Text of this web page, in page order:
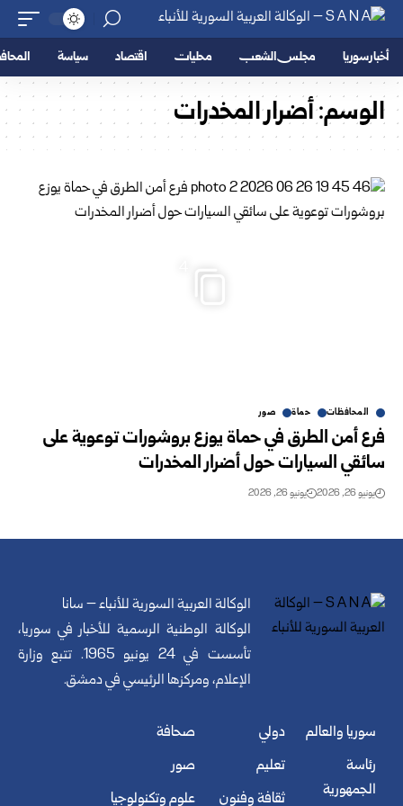
أخبار سوريا مجلس الشعب محليات اقتصاد سياسة
الوسم:أضرار المخدرات
المحافظات حماة صور
فرع أمن الطرق في حماة يوزع بروشورات توعوية على
سائقي السيارات حول أضرار المخدرات
يونيو 26, 2026 يونيو 26, 2026
الوكالة العربية السورية للأنباء – سانا
الوكالة الوطنية الرسمية للأخبار في سوريا،
تأسست في 24 يونيو 1965. تتبع وزارة
الإعلام، ومركزها الرئيسي في دمشق.
سوريا والعالم
رئاسة
الجمهورية
دولي
تعليم
ثقافة وفنون
صحافة
صور
علوم وتكنولوجيا